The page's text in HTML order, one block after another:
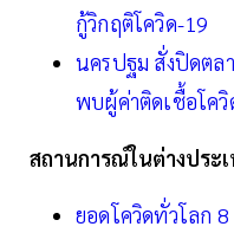
กู้วิกฤติโควิด-19
นครปฐม สั่งปิดต
พบผู้ค่าติดเชื้อโค
สถานการณ์ในต่างประ
ยอดโควิดทั่วโลก